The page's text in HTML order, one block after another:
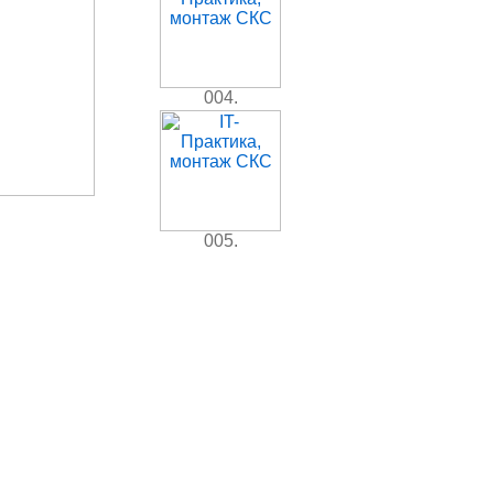
004.
005.